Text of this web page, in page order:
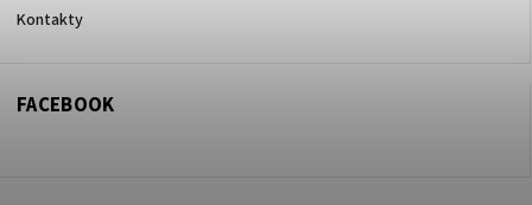
Kontakty
FACEBOOK